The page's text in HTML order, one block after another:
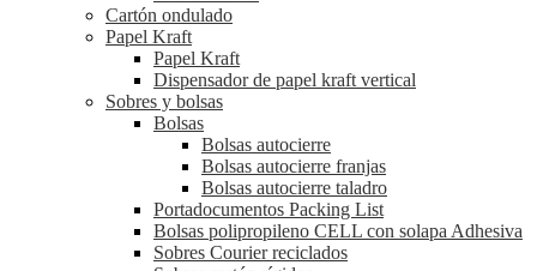
Cartón ondulado
Papel Kraft
Papel Kraft
Dispensador de papel kraft vertical
Sobres y bolsas
Bolsas
Bolsas autocierre
Bolsas autocierre franjas
Bolsas autocierre taladro
Portadocumentos Packing List
Bolsas polipropileno CELL con solapa Adhesiva
Sobres Courier reciclados